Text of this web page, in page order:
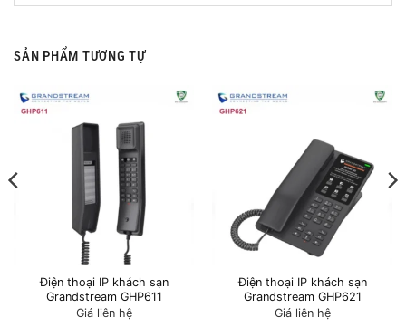
SẢN PHẨM TƯƠNG TỰ
Điện thoại IP khách sạn
Grandstream GHP611
Giá liên hệ
Điện thoại IP khách sạn
Grandstream GHP621
Giá liên hệ